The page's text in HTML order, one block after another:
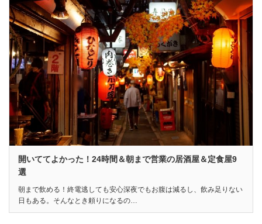
開いててよかった！24時間＆朝まで営業の居酒屋＆定食屋9
選
朝まで飲める！終電逃しても安心深夜でもお腹は減るし、飲み足りない
日もある。そんなとき頼りになるの…